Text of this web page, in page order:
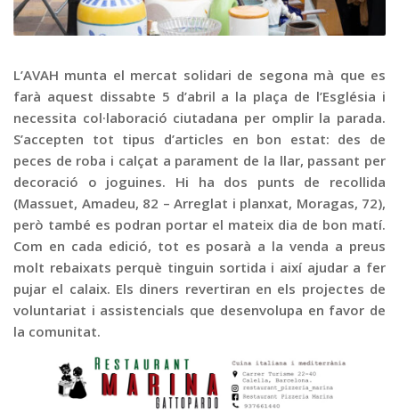
Publicitat
Contacte
L’AVAH munta el mercat solidari de segona mà que es
farà aquest dissabte 5 d’abril a la plaça de l’Església i
necessita col·laboració ciutadana per omplir la parada.
S’accepten tot tipus d’articles en bon estat: des de
peces de roba i calçat a parament de la llar, passant per
decoració o joguines. Hi ha dos punts de recollida
(Massuet, Amadeu, 82 – Arreglat i planxat, Moragas, 72),
però també es podran portar el mateix dia de bon matí.
Com en cada edició, tot es posarà a la venda a preus
molt rebaixats perquè tinguin sortida i així ajudar a fer
pujar el calaix. Els diners revertiran en els projectes de
voluntariat i assistencials que desenvolupa en favor de
la comunitat.